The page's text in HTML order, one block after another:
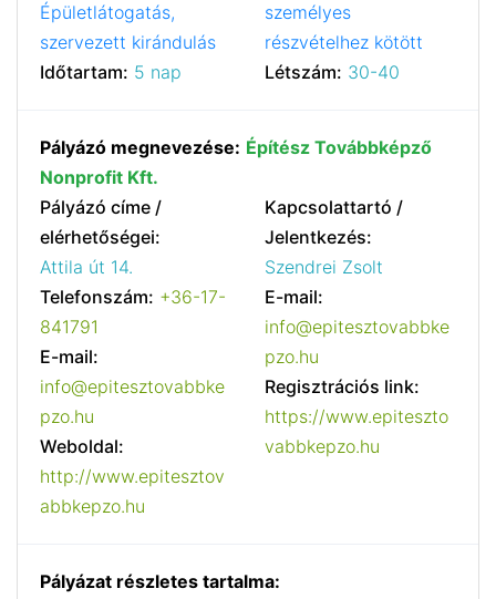
Épületlátogatás,
szervezett kirándulás
személyes
részvételhez kötött
Időtartam: 5 nap Létszám: 30-40
Pályázó megnevezése: Építész Továbbképző
Nonprofit Kft.
Pályázó címe /
elérhetőségei:
Attila út 14.
Telefonszám: +36-17-
841791
E-mail:
info@epitesztovabbke
pzo.hu
Weboldal:
http://www.epitesztov
abbkepzo.hu
Kapcsolattartó /
Jelentkezés:
Szendrei Zsolt
E-mail:
info@epitesztovabbke
pzo.hu
Regisztrációs link:
https://www.epiteszto
vabbkepzo.hu
Pályázat részletes tartalma: